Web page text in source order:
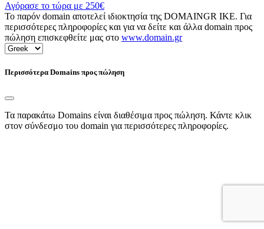
Αγόρασε το τώρα με 250€
Το παρόν domain αποτελεί ιδιοκτησία της DOMAINGR ΙΚΕ. Για
περισσότερες πληροφορίες και για να δείτε και άλλα domain προς
πώληση επισκεφθείτε μας στο www.domain.gr
Περισσότερα Domains προς πώληση
Τα παρακάτω Domains είναι διαθέσιμα προς πώληση. Κάντε κλικ
στον σύνδεσμο του domain για περισσότερες πληροφορίες.